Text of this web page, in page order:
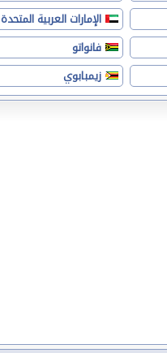
الإمارات العربية المتحدة
فانواتو
زيمبابوي